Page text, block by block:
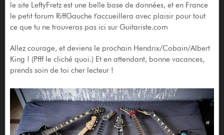
le site LeftyFretz est une belle base de données, et en France
le petit forum RiffGauche t'accueillera avec plaisir pour tout
ce que tu ne trouveras pas ici sur Guitariste.com
Allez courage, et deviens le prochain Hendrix/Cobain/Albert
King ! (Pfff le cliché quoi.) Et en attendant, bonne vacances,
prends soin de toi cher lecteur !